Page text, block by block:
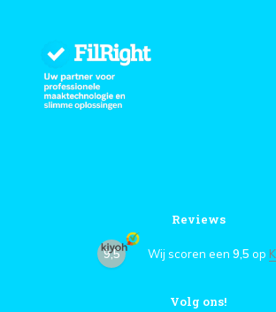
Reviews
9,5 Wij scoren een 9,5 op
Volg ons!